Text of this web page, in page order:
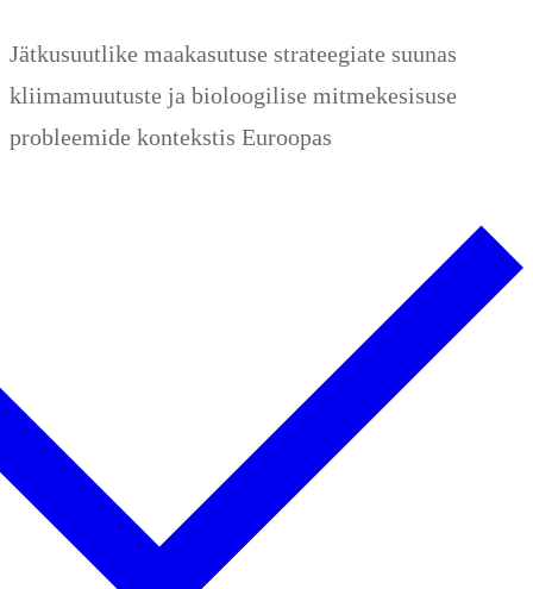
Inhalt
springen
Jätkusuutlike maakasutuse strateegiate suunas
kliimamuutuste ja bioloogilise mitmekesisuse
probleemide kontekstis Euroopas